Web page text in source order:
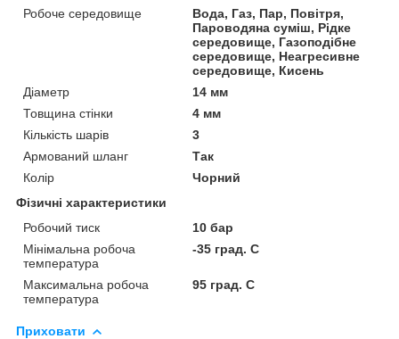
Робоче середовище
Вода, Газ, Пар, Повітря,
Пароводяна суміш, Рідке
середовище, Газоподібне
середовище, Неагресивне
середовище, Кисень
Діаметр
14 мм
Товщина стінки
4 мм
Кількість шарів
3
Армований шланг
Так
Колір
Чорний
Фізичні характеристики
Робочий тиск
10 бар
Мінімальна робоча
температура
-35 град. C
Максимальна робоча
температура
95 град. C
Приховати